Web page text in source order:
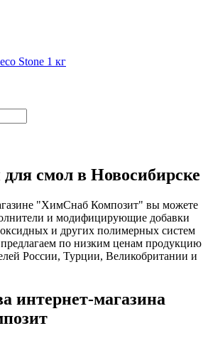
Stone 1 кг
смол в Новосибирске
"ХимСнаб Композит" вы можете
и модифицирующие добавки
и других полимерных систем
по низким ценам продукцию
России, Турции, Великобритании и
интернет-магазина